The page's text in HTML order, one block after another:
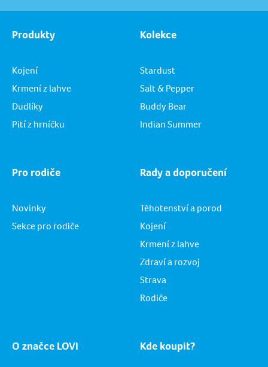
Produkty
Kojení
Krmení z lahve
Dudlíky
Pití z hrníčku
Kolekce
Stardust
Salt & Pepper
Buddy Bear
Indian Summer
Pro rodiče
Novinky
Sekce pro rodiče
Rady a doporučení
Těhotenství a porod
Kojení
Krmení z lahve
Zdraví a rozvoj
Strava
Rodiče
O značce LOVI Kde koupit?